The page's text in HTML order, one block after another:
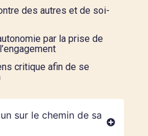
des autres et de soi-
par la prise de
critique afin de se
sur le chemin de sa